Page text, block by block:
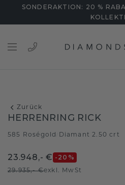
SONDERAKTION: 20 %
Zurück
HERRENRING RICK
585 Roségold Diamant 2.50 crt
23.948,- € -20 %
29.935,- €exkl. MwSt